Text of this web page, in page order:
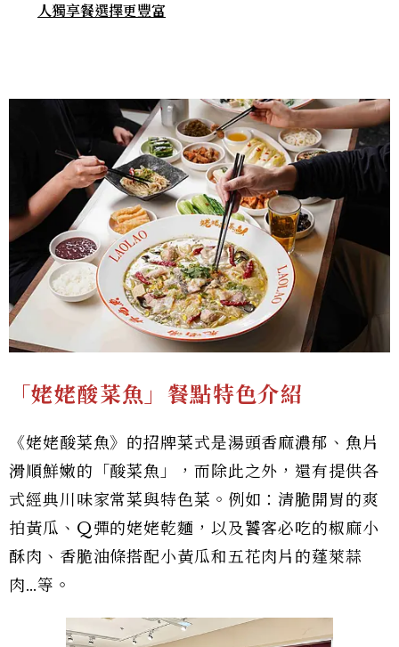
人獨享餐選擇更豐富
「姥姥酸菜魚」餐點特色介紹
《姥姥酸菜魚》的招牌菜式是湯頭香麻濃郁、魚片
滑順鮮嫩的「酸菜魚」，而除此之外，還有提供各
式經典川味家常菜與特色菜。例如：清脆開胃的爽
拍黃瓜、Q彈的姥姥乾麵，以及饕客必吃的椒麻小
酥肉、香脆油條搭配小黃瓜和五花肉片的蓬萊蒜
肉…等。